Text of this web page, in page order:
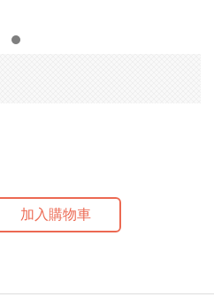
加入購物車